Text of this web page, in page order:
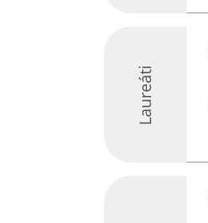
Laureáti